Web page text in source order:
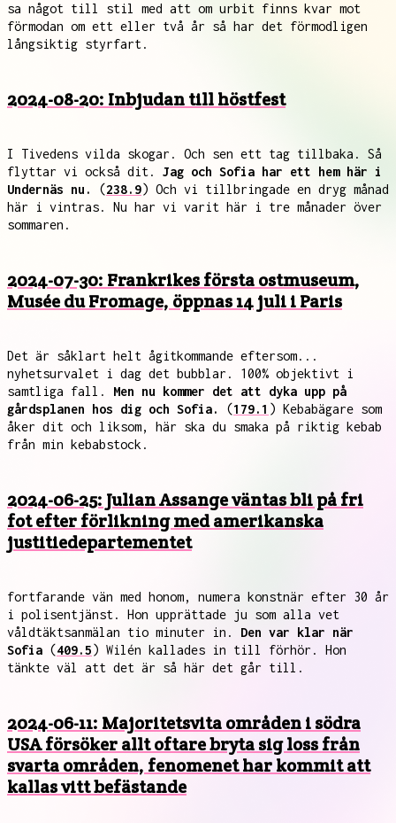
sa något till stil med att om urbit finns kvar mot
förmodan om ett eller två år så har det förmodligen
långsiktig styrfart.
2024-08-20: Inbjudan till höstfest
I Tivedens vilda skogar. Och sen ett tag tillbaka. Så
flyttar vi också dit. Jag och Sofia har ett hem här i
Undernäs nu.
(238.9) Och vi tillbringade en dryg månad
här i vintras. Nu har vi varit här i tre månader över
sommaren.
2024-07-30: Frankrikes första ostmuseum,
Musée du Fromage, öppnas 14 juli i Paris
Det är såklart helt ågitkommande eftersom...
nyhetsurvalet i dag det bubblar. 100% objektivt i
samtliga fall. Men nu kommer det att dyka upp på
gårdsplanen hos dig och Sofia.
(179.1 ) Kebabägare som
åker dit och liksom, här ska du smaka på riktig kebab
från min kebabstock.
2024-06-25: Julian Assange väntas bli på fri
fot efter förlikning med amerikanska
justitiedepartementet
fortfarande vän med honom, numera konstnär efter 30 år
i polisentjänst. Hon upprättade ju som alla vet
våldtäktsanmälan tio minuter in. Den var klar när
Sofia (409.5) Wilén kallades in till förhör. Hon
tänkte väl att det är så här det går till.
2024-06-11: Majoritetsvita områden i södra
USA försöker allt oftare bryta sig loss från
svarta områden, fenomenet har kommit att
kallas vitt befästande